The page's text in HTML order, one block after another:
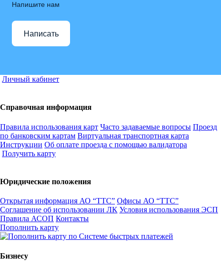
Напишите нам
Написать
Личный кабинет
Справочная информация
Правила использования карт Часто задаваемые вопросы Проезд
по банковским картам Виртуальная транспортная карта
Инструкции Об оплате проезда с помощью валидатора
Получить карту
Юридические положения
Открытая информация АО “ТТС” Офисы АО “ТТС”
Соглашение об использовании ЛК Условия использования ЭСП
Правила АСОП Контакты
Пополнить карту
Бизнесу